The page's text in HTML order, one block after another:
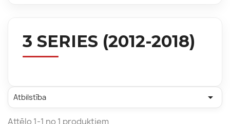
3 SERIES (2012-2018)
Atbilstība 
Attēlo 1-1 no 1 produktiem